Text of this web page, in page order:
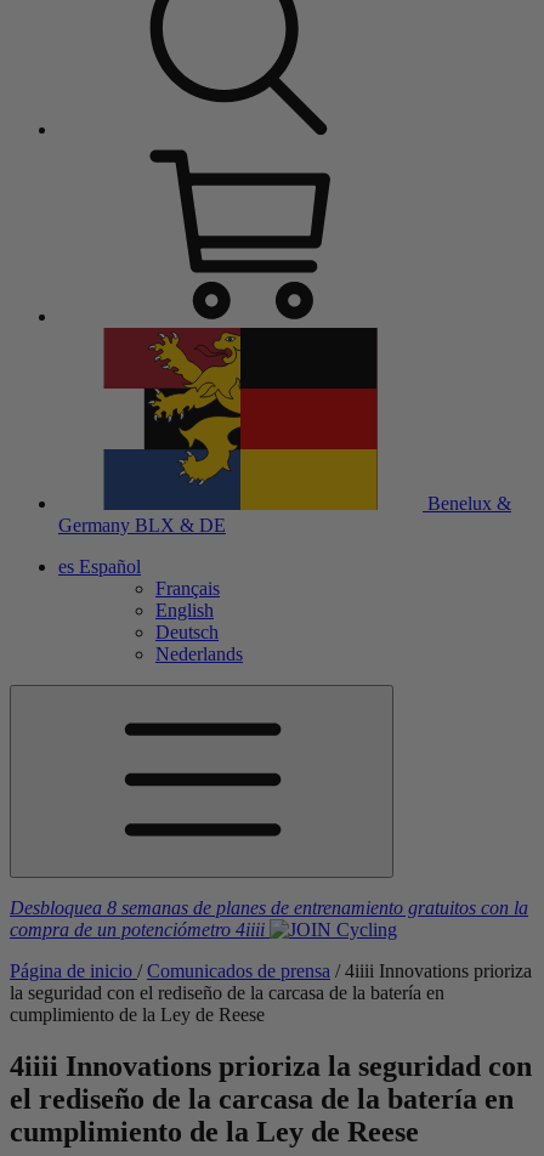
Benelux &
Germany BLX & DE
es Español
Français
English
Deutsch
Nederlands
Desbloquea 8 semanas de planes de entrenamiento gratuitos con la
compra de un potenciómetro 4iiii
Página de inicio / Comunicados de prensa / 4iiii Innovations prioriza
la seguridad con el rediseño de la carcasa de la batería en
cumplimiento de la Ley de Reese
4iiii Innovations prioriza la seguridad con
el rediseño de la carcasa de la batería en
cumplimiento de la Ley de Reese